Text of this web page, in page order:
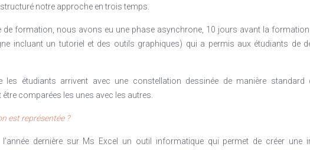
notre approche en trois temps.
de formation, nous avons eu une phase asynchrone, 10 jours avant la
incluant un tutoriel et des outils graphiques) qui a permis aux étudiants de
les étudiants arrivent avec une constellation dessinée de manière
comparées les unes avec les autres.
est représentée ?
dernière sur Ms Excel un outil informatique qui permet de créer une